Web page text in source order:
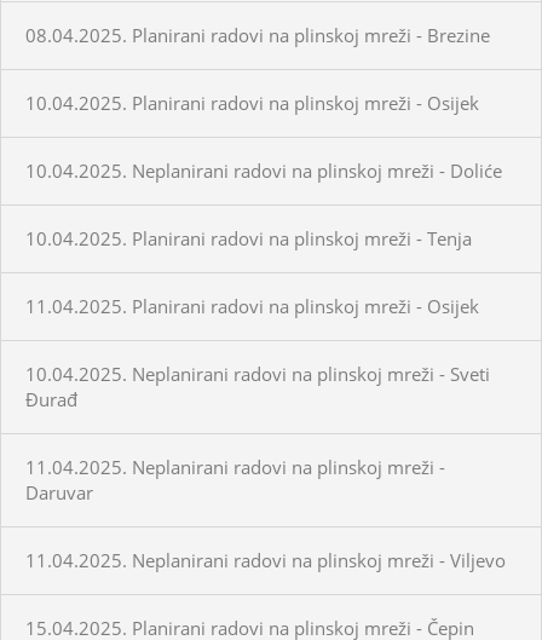
08.04.2025. Planirani radovi na plinskoj mreži - Brezine
10.04.2025. Planirani radovi na plinskoj mreži - Osijek
10.04.2025. Neplanirani radovi na plinskoj mreži - Doliće
10.04.2025. Planirani radovi na plinskoj mreži - Tenja
11.04.2025. Planirani radovi na plinskoj mreži - Osijek
10.04.2025. Neplanirani radovi na plinskoj mreži - Sveti
Đurađ
11.04.2025. Neplanirani radovi na plinskoj mreži -
Daruvar
11.04.2025. Neplanirani radovi na plinskoj mreži - Viljevo
15.04.2025. Planirani radovi na plinskoj mreži - Čepin